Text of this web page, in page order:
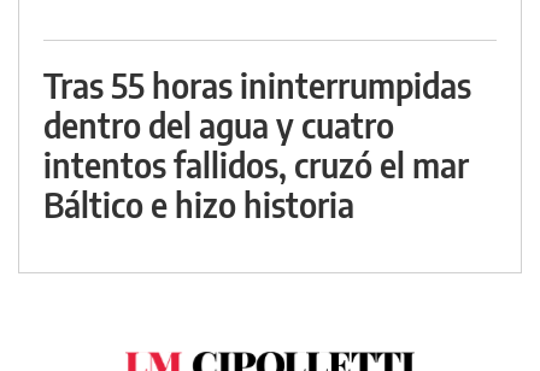
Tras 55 horas ininterrumpidas
dentro del agua y cuatro
intentos fallidos, cruzó el mar
Báltico e hizo historia